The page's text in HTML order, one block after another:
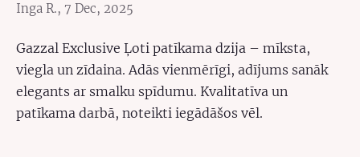
Inga R., 7 Dec, 2025
Gazzal Exclusive Ļoti patīkama dzija – mīksta,
viegla un zīdaina. Adās vienmērīgi, adījums sanāk
elegants ar smalku spīdumu. Kvalitatīva un
patīkama darbā, noteikti iegādāšos vēl.